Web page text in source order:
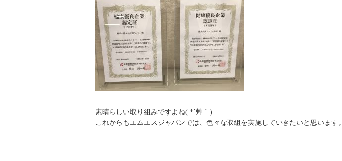
素晴らしい取り組みですよね( *´艸｀)
これからもエムエスジャパンでは、色々な取組を実施していきたいと思います。